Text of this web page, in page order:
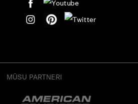
MŪSU PARTNERI